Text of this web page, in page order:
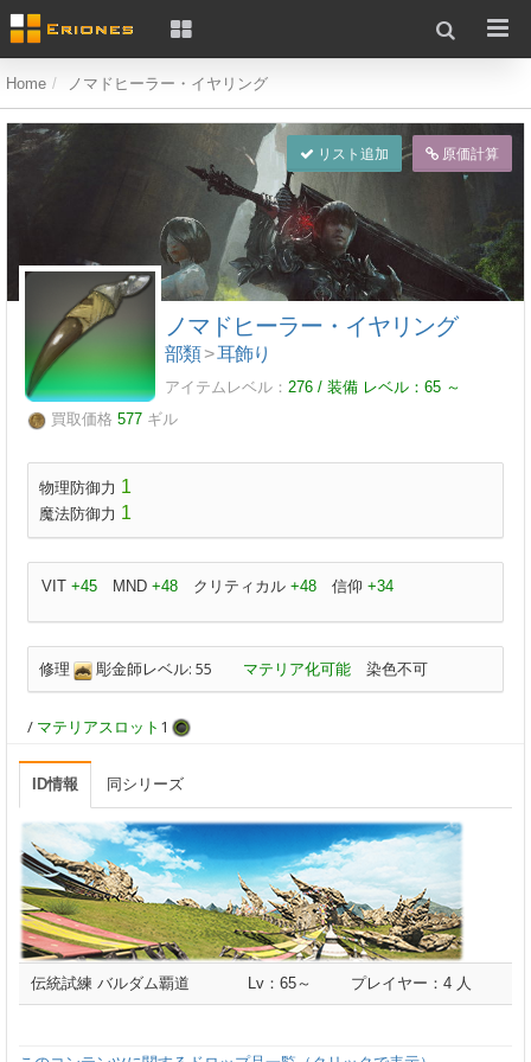
Home ノマドヒーラー・イヤリング
リスト追加 原価計算
ノマドヒーラー・イヤリング
部類>耳飾り
アイテムレベル： 276 / 装備 レベル： 65 ～
買取価格 577 ギル
物理防御力 1
魔法防御力 1
VIT +45 MND +48 クリティカル +48 信仰 +34
修理 彫金師レベル: 55 マテリア化可能 染色不可
/ マテリアスロット 1
ID情報 同シリーズ
伝統試練 バルダム覇道 Lv：65～ プレイヤー：4 人